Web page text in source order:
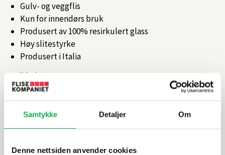
Samtykke Detaljer Om
Denne nettsiden anvender cookies
Gulv- og veggflis
Kun for innendørs bruk
Produsert av 100% resirkulert glass
Høy slitestyrke
Produsert i Italia
Artikkelnr.101475604
Produktinformasjon
Spesifikasjoner